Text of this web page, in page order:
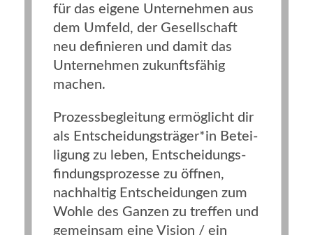
für das eige­ne Unter­neh­men aus
dem Umfeld, der Gesell­schaft
neu defi­nie­ren und damit das
Unter­neh­men zukunfts­fä­hig
machen.
Pro­zess­be­glei­tung ermög­licht dir
als Entscheidungsträger*in Betei­
li­gung zu leben, Ent­schei­dungs­
fin­dungs­pro­zes­se zu öff­nen,
nach­hal­tig Ent­schei­dun­gen zum
Woh­le des Gan­zen zu tref­fen und
gemein­sam eine Visi­on / ein